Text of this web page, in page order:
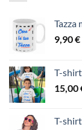
Tazza
9,90€
T-
15,00
T-